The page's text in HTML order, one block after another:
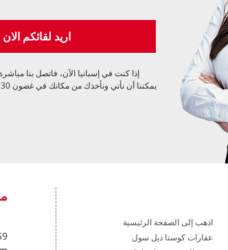
اريد لقائكم الان
إذا كنت في إسبانيا الآن، فاتصل بنا
يمكننا أن نأتي ونأخذك من مكانك في غضون 30 دقيقة فقط!
اذهب إلى الصفحة الرئيسية
عقارات كوستا ديل سول